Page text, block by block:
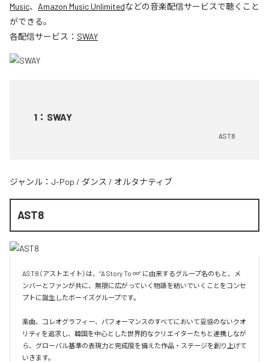
Music、 Amazon Music Unlimitedなどの音楽配信サービスで聴くこと
ができる。
各配信サービス： SWAY
1 ： SWAY
AST8
ジャンル： J-Pop / ダンス / オルタナティブ
AST8
AST8（アストエイト）は、“A Story To ∞” に由来するグループ名のもと、メ
ンバーとファンが共に、無限に広がっていく物語を紡いでいくことをコンセ
プトに誕生したボーイズグループです。
楽曲、コレオグラフィー、パフォーマンスのすべてにおいて妥協のないクオ
リティを追求し、韓国を中心とした世界的なクリエイターたちと連携しなが
ら、グローバル基準の表現力と完成度を備えた作品・ステージを創り上げて
いきます。